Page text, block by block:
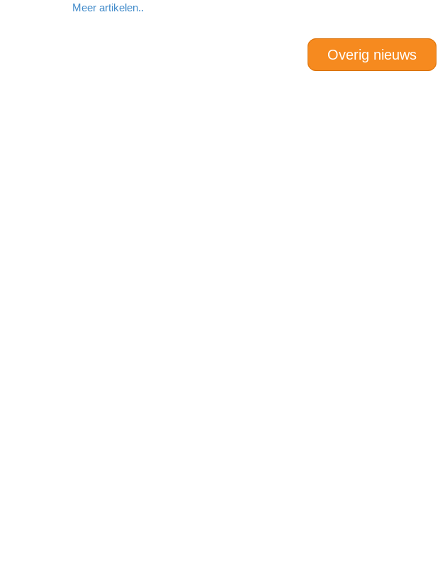
Meer artikelen..
Overig nieuws